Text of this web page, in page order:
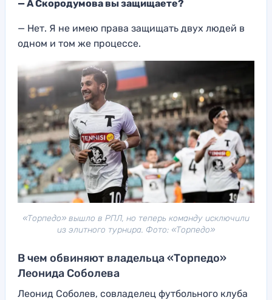
— А Скородумова вызащищаете?
— Нет. Я не имею права защищать двух людей в
одном и том же процессе.
«Торпедо» вышло в РПЛ, но теперь команду исключили
из элитного турнира. Фото: «Торпедо»
В чем обвиняют владельца «Торпедо»
Леонида Соболева
Леонид Соболев, совладелец футбольного клуба